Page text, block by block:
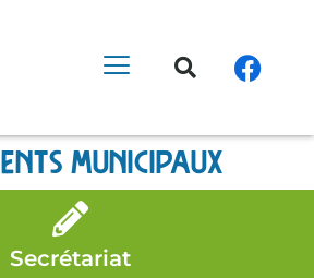
municipaux
Secrétariat